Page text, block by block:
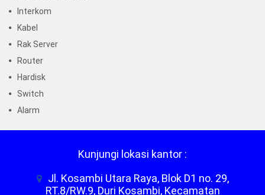
Interkom
Kabel
Rak Server
Router
Hardisk
Switch
Alarm
Kunjungi lokasi kantor :
Jl. Kosambi Utara Raya, Blok D1 no. 29,
RT.8/RW.9, Duri Kosambi, Kecamatan